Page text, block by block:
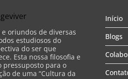
oriundos de diversas
estudiosos do
do ser que
Esta nossa filosofia e
pressuposto para o
de uma “Cultura da
Início
Blogs